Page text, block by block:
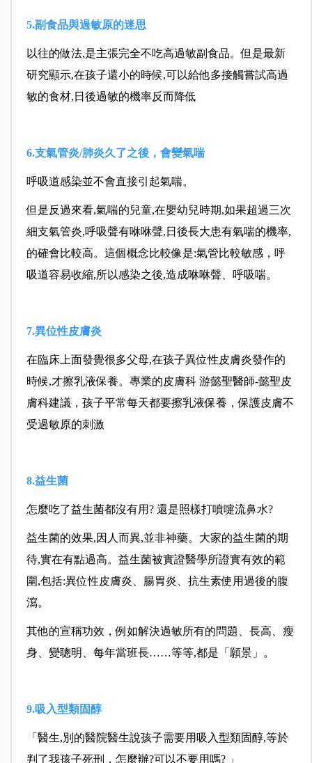
5.副食品與過敏原的迷思
以往的做法,是主張完全不吃高過敏副食品。但是最新
研究顯示,在孩子還小的時候,可以給他多接觸嘗試高過
敏的食材,日後過敏的機率反而降低
6.支氣管炎/肺炎久了之後，會變氣喘
呼吸道感染並不會直接引起氣喘。
但是反過來看,氣喘的兒童,在嬰幼兒時期,如果超過三次
細支氣管炎,呼吸聲有咻咻聲,日後長大患有氣喘的機率,
的確會比較高。這個概念比較像是:氣管比較敏感，呼
吸道容易收縮,所以感染之後,造成咻咻聲、 呼吸喘。
7.異位性皮膚炎
在臨床上面發覺很多父母,在孩子異位性皮膚炎發作的
時候,才擦乳液保養。專業的皮膚科 游懿聖醫師-懿聖皮
膚科建議，孩子平常每天都要擦乳液保養，保護皮膚不
受過敏原的刺激
8.益生菌
怎麼吃了益生菌都沒有用? 還是照樣打噴嚏流鼻水?
益生菌的效果,因人而異,並非神藥。大家的益生菌的期
待,實在有點過高。益生菌被實證醫學所證實有效的範
圍,包括:異位性皮膚炎、腸胃炎、抗生素使用過後的腹
瀉。
其他的宣稱功效，例如解決過敏所有的問題、長高、瘦
身、變聰明、每年當班長……等等,都是「願景」。
9.吸入型類固醇
「醫生,別的醫院醫生說孩子需要用吸入型類固醇,等於
判了我孩子死刑，怎麼辦?可以不要用嗎? 」